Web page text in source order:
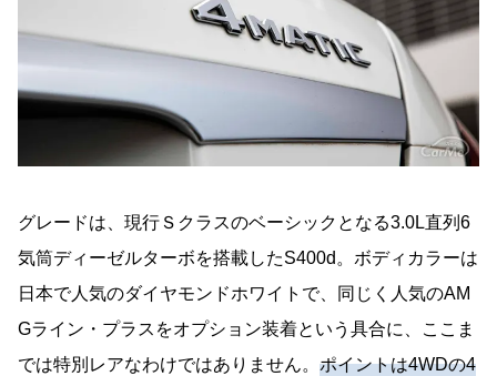
グレードは、現行Ｓクラスのベーシックとなる3.0L直列6
気筒ディーゼルターボを搭載したS400d。ボディカラーは
日本で人気のダイヤモンドホワイトで、同じく人気のAM
Gライン・プラスをオプション装着という具合に、ここま
では特別レアなわけではありません。 ポイントは4WDの4